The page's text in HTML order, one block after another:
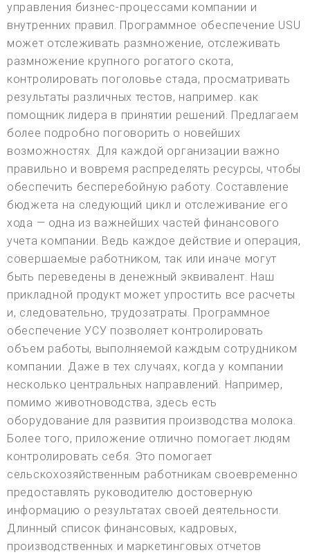
управления бизнес-процессами компании и
внутренних правил. Программное обеспечение USU
может отслеживать размножение, отслеживать
размножение крупного рогатого скота,
контролировать поголовье стада, просматривать
результаты различных тестов, например. как
помощник лидера в принятии решений. Предлагаем
более подробно поговорить о новейших
возможностях. Для каждой организации важно
правильно и вовремя распределять ресурсы, чтобы
обеспечить бесперебойную работу. Составление
бюджета на следующий цикл и отслеживание его
хода — одна из важнейших частей финансового
учета компании. Ведь каждое действие и операция,
совершаемые работником, так или иначе могут
быть переведены в денежный эквивалент. Наш
прикладной продукт может упростить все расчеты
и, следовательно, трудозатраты. Программное
обеспечение УСУ позволяет контролировать
объем работы, выполняемой каждым сотрудником
компании. Даже в тех случаях, когда у компании
несколько центральных направлений. Например,
помимо животноводства, здесь есть
оборудование для развития производства молока.
Более того, приложение отлично помогает людям
контролировать себя. Это помогает
сельскохозяйственным работникам своевременно
предоставлять руководителю достоверную
информацию о результатах своей деятельности.
Длинный список финансовых, кадровых,
производственных и маркетинговых отчетов